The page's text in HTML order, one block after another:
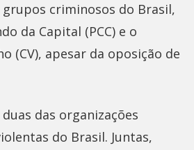
criminosos do Brasil,
da Capital (PCC) e o
(CV), apesar da oposição de
duas das organizações
do Brasil. Juntas,